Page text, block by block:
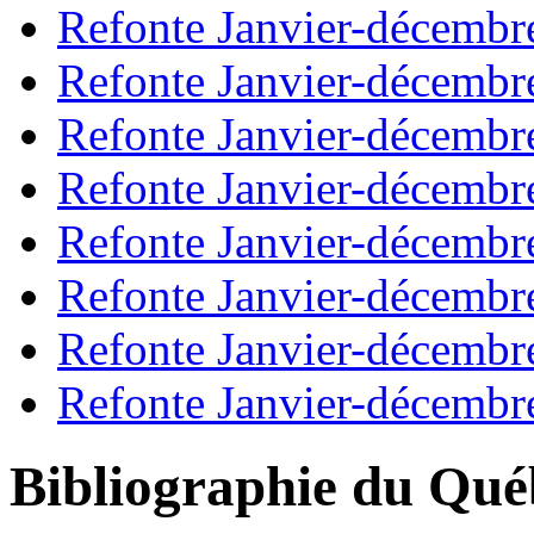
Refonte Janvier-
Refonte Janvier-
Refonte Janvier-
Refonte Janvier-
Refonte Janvier-
Refonte Janvier-
Refonte Janvier-
Refonte Janvier-
Bibliographie du